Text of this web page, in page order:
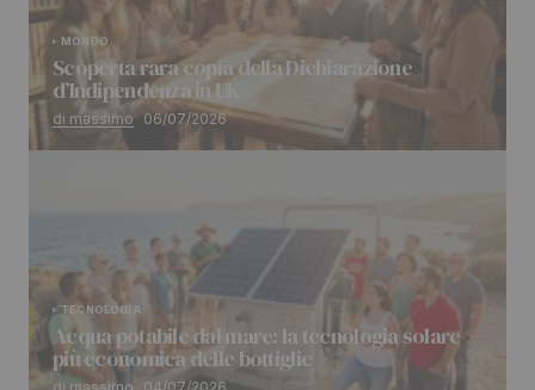
MONDO
Scoperta rara copia della Dichiarazione
d’Indipendenza in UK
di massimo 06/07/2026
TECNOLOGIA
Acqua potabile dal mare: la tecnologia solare
più economica delle bottiglie